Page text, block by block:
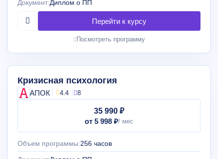
Документ:Диплом о ПП
Посмотреть программу
Кризисная психология
АПОК 4.4 8
35 990 ₽
от 5 998 ₽
Объем программы:256 часов